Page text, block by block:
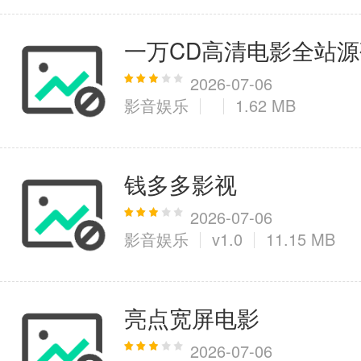
一万CD高清电影全站
2026-07-06
影音娱乐
1.62 MB
钱多多影视
2026-07-06
影音娱乐
v1.0 11.15 MB
亮点宽屏电影
2026-07-06